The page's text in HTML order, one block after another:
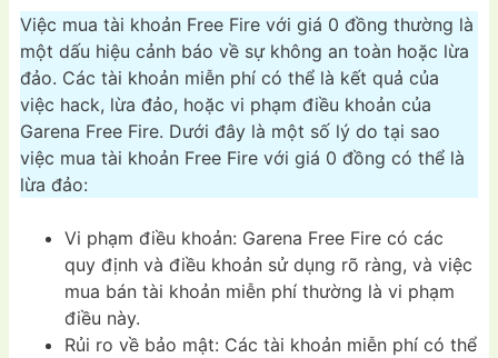
Việc mua tài khoản Free Fire với giá 0 đồng thường là
một dấu hiệu cảnh báo về sự không an toàn hoặc lừa
đảo. Các tài khoản miễn phí có thể là kết quả của
việc hack, lừa đảo, hoặc vi phạm điều khoản của
Garena Free Fire. Dưới đây là một số lý do tại sao
việc mua tài khoản Free Fire với giá 0 đồng có thể là
lừa đảo:
Vi phạm điều khoản: Garena Free Fire có các
quy định và điều khoản sử dụng rõ ràng, và việc
mua bán tài khoản miễn phí thường là vi phạm
điều này.
Rủi ro về bảo mật: Các tài khoản miễn phí có thể